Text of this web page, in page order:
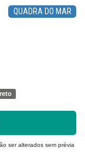
QUADRA DO MAR
ser alterados sem prévia